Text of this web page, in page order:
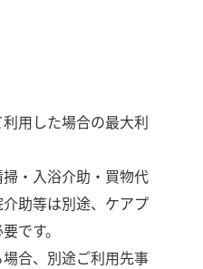
用した場合の最大利
・入浴介助・買物代
助等は別途、ケアプ
です。
合、別途ご利用先事